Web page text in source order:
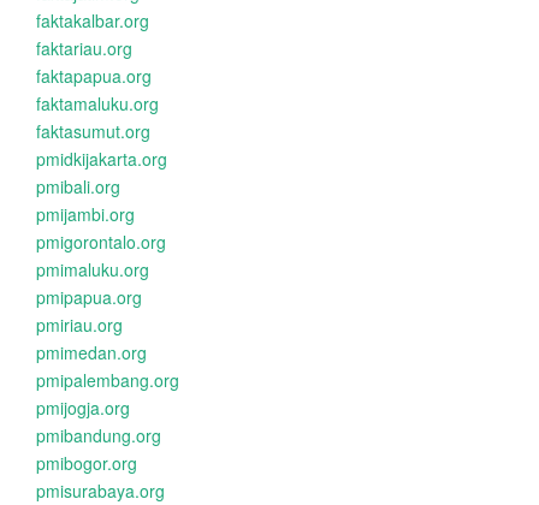
faktakalbar.org
faktariau.org
faktapapua.org
faktamaluku.org
faktasumut.org
pmidkijakarta.org
pmibali.org
pmijambi.org
pmigorontalo.org
pmimaluku.org
pmipapua.org
pmiriau.org
pmimedan.org
pmipalembang.org
pmijogja.org
pmibandung.org
pmibogor.org
pmisurabaya.org